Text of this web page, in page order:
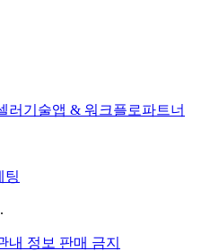
러 기술앱 & 워크플로파트너
팅
내 정보 판매 금지